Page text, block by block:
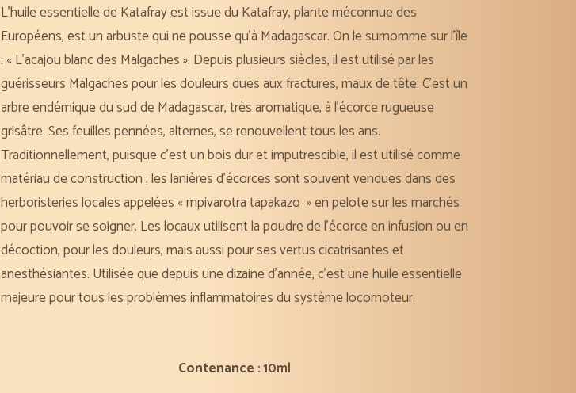
L’huile essentielle de Katafray est issue du Katafray, plante méconnue des
Européens, est un arbuste qui ne pousse qu’à Madagascar. On le surnomme sur l’île
: « L’acajou blanc des Malgaches ». Depuis plusieurs siècles, il est utilisé par les
guérisseurs Malgaches pour les douleurs dues aux fractures, maux de tête. C’est un
arbre endémique du sud de Madagascar, très aromatique, à l’écorce rugueuse
grisâtre. Ses feuilles pennées, alternes, se renouvellent tous les ans.
Traditionnellement, puisque c’est un bois dur et imputrescible, il est utilisé comme
matériau de construction ; les lanières d’écorces sont souvent vendues dans des
herboristeries locales appelées « mpivarotra tapakazo » en pelote sur les marchés
pour pouvoir se soigner. Les locaux utilisent la poudre de l’écorce en infusion ou en
décoction, pour les douleurs, mais aussi pour ses vertus cicatrisantes et
anesthésiantes. Utilisée que depuis une dizaine d’année, c’est une huile essentielle
majeure pour tous les problèmes inflammatoires du système locomoteur.
Contenance : 10ml